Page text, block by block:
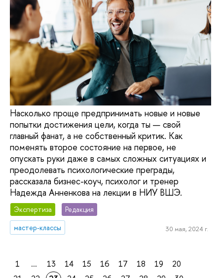
Насколько проще предпринимать новые и новые
попытки достижения цели, когда ты — свой
главный фанат, а не собственный критик. Как
поменять второе состояние на первое, не
опускать руки даже в самых сложных ситуациях и
преодолевать психологические преграды,
рассказала бизнес-коуч, психолог и тренер
Надежда Анненкова на лекции в НИУ ВШЭ.
Экспертиза
Редакция
мастер-классы
30 мая, 2024 г.
1 ... 13 14 15 16 17 18 19
20